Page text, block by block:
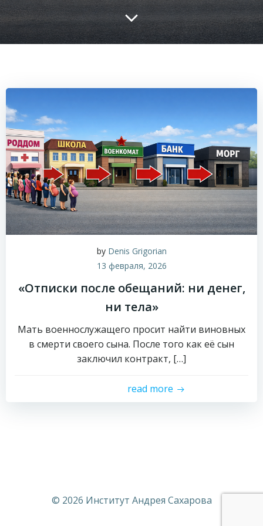
by Denis Grigorian
13 февраля, 2026
«Отписки после обещаний: ни денег,
ни тела»
Мать военнослужащего просит найти виновных
в смерти своего сына. После того как её сын
заключил контракт, […]
read more
© 2026 Институт Андрея Сахарова